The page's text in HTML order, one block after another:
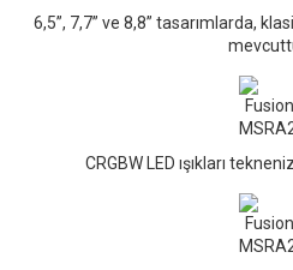
6,5”, 7,7” ve 8,8” tasarımlarda,
CRGBW LED ışıkları